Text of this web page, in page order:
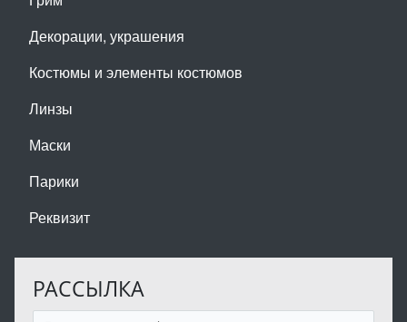
Декорации, украшения
Костюмы и элементы костюмов
Линзы
Маски
Парики
Реквизит
РАССЫЛКА